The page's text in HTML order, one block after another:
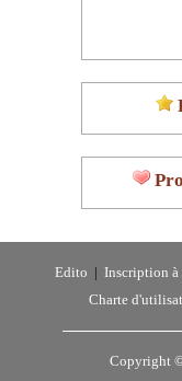
Edito Inscription à
Charte
Copyright